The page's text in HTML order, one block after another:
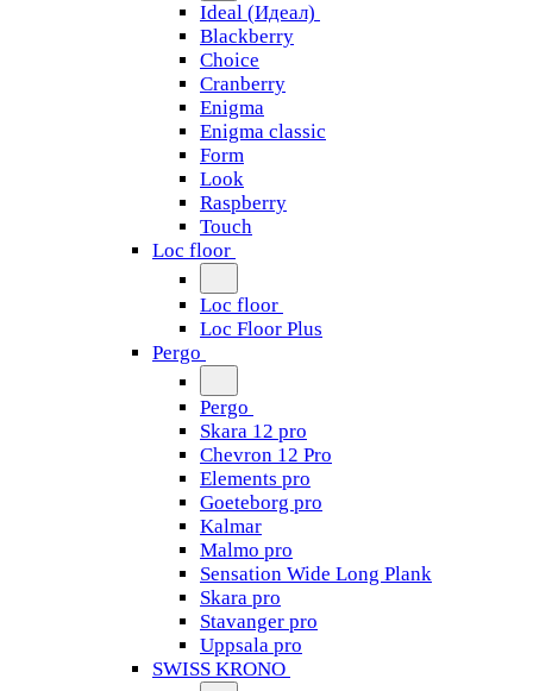
Ideal (Идеал)
Blackberry
Choice
Cranberry
Enigma
Enigma classic
Form
Look
Raspberry
Touch
Loc floor
Loc floor
Loc Floor Plus
Pergo
Pergo
Skara 12 pro
Chevron 12 Pro
Elements pro
Goeteborg pro
Kalmar
Malmo pro
Sensation Wide Long Plank
Skara pro
Stavanger pro
Uppsala pro
SWISS KRONO